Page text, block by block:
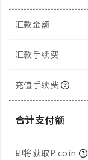
汇款金额
汇款手续费
充值手续费
合计支付额
即将获取P coin